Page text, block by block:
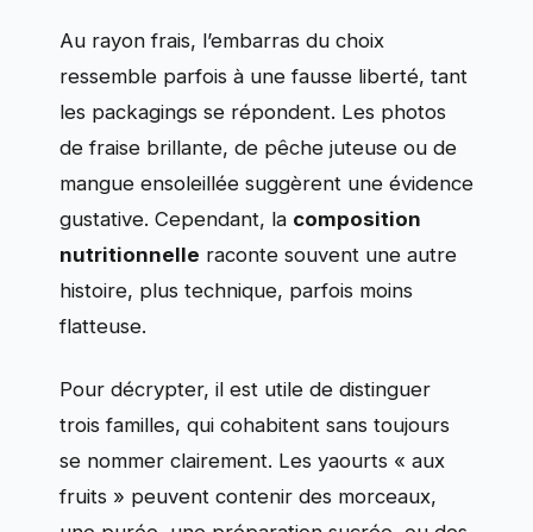
Au rayon frais, l’embarras du choix
ressemble parfois à une fausse liberté, tant
les packagings se répondent. Les photos
de fraise brillante, de pêche juteuse ou de
mangue ensoleillée suggèrent une évidence
gustative. Cependant, la composition
nutritionnelle raconte souvent une autre
histoire, plus technique, parfois moins
flatteuse.
Pour décrypter, il est utile de distinguer
trois familles, qui cohabitent sans toujours
se nommer clairement. Les yaourts « aux
fruits » peuvent contenir des morceaux,